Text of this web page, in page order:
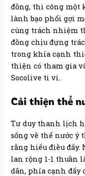
đồng, thi công một
lành bạo phổi gợi
cùng trách nhiệm
đồng chịu đựng
trong khía cạnh
thiện có tham gia
Socolive ti vi.
Cải thiện thể
Tư duy thanh lịch
sống về thể nước ý
rằng hiểu điều đấy.
lan rộng 1-1 thuần
dãn, phía cạnh đấy